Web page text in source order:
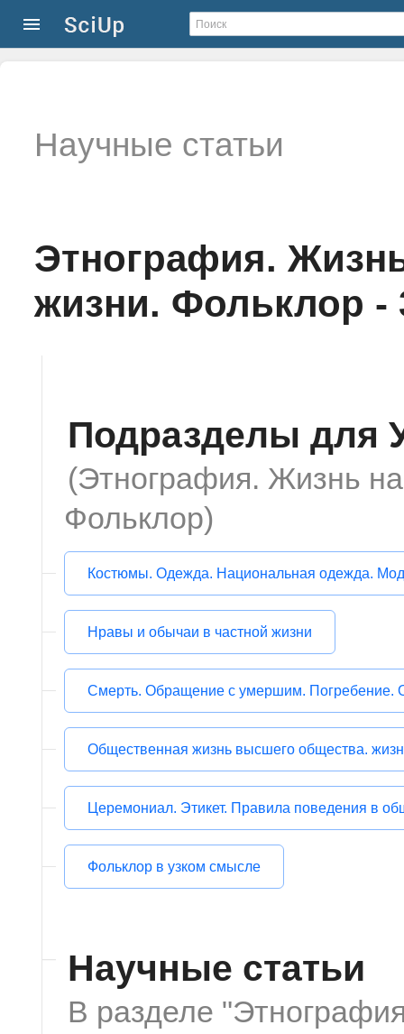
Научные статьи
Этнография.
жизни. Фольклор -
Подразделы для
(Этнография. Жизнь
Фольклор)
Костюмы. Одежда. Национальная одежда.
Нравы и обычаи в частной жизни
Смерть. Обращение с умершим. Погребение.
Общественная жизнь высшего общества.
Церемониал. Этикет. Правила поведения в
Фольклор в узком смысле
Научные статьи
В разделе